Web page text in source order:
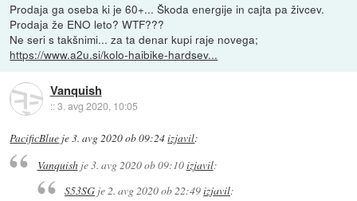
Prodaja ga oseba ki je 60+... Škoda energije in cajta pa živcev.
Prodaja že ENO leto? WTF???
Ne seri s takšnimi... za ta denar kupi raje novega;
https://www.a2u.si/kolo-haibike-hardsev...
Vanquish
::3. avg 2020, 10:05
PacificBlue je3. avg 2020 ob 09:24izjavil:
Vanquishje3. avg 2020 ob 09:10izjavil:
S53SG je2. avg 2020 ob 22:49izjavil: